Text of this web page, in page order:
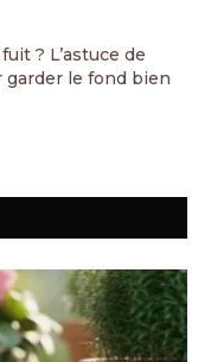
? L’astuce de
garder le fond bien